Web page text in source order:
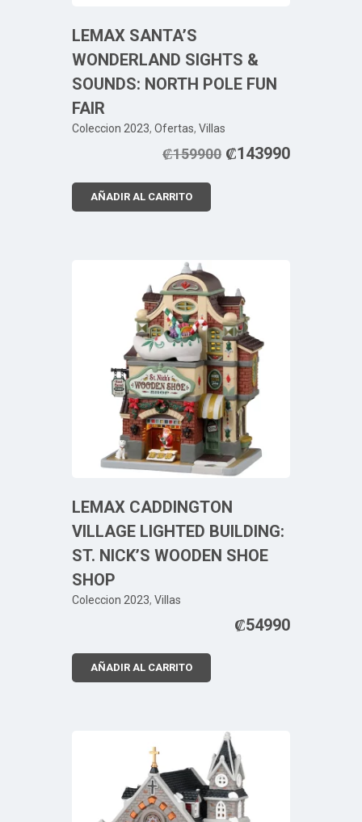
LEMAX SANTA’S
WONDERLAND SIGHTS &
SOUNDS: NORTH POLE FUN
FAIR
Coleccion 2023, Ofertas, Villas
₡159900 ₡143990
AÑADIR AL CARRITO
LEMAX CADDINGTON
VILLAGE LIGHTED BUILDING:
ST. NICK’S WOODEN SHOE
SHOP
Coleccion 2023, Villas
₡54990
AÑADIR AL CARRITO